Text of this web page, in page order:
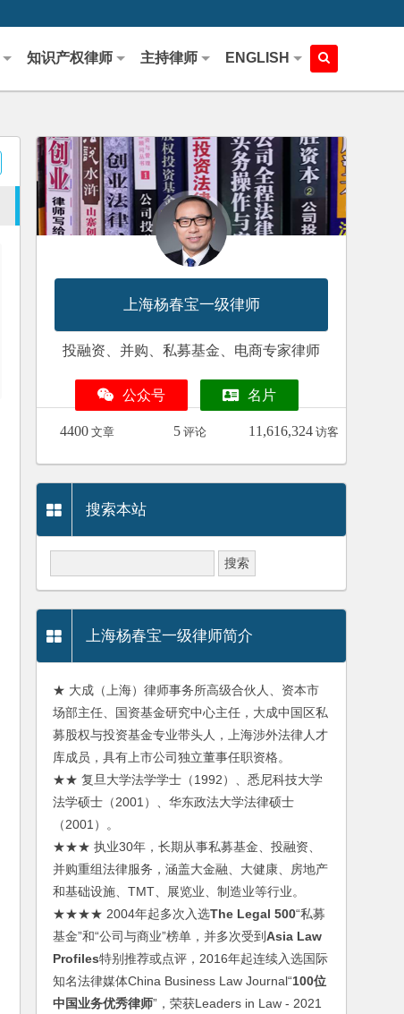
知识产权律师 主持律师 ENGLISH
上海杨春宝一级律师
投融资、并购、私募基金、电商专家律师
公众号 名片
4400 文章 5 评论 11,616,324 访客
搜索本站
上海杨春宝一级律师简介
★ 大成（上海）律师事务所高级合伙人、资本市
场部主任、国资基金研究中心主任，大成中国区私
募股权与投资基金专业带头人，上海涉外法律人才
库成员，具有上市公司独立董事任职资格。
★★ 复旦大学法学学士（1992）、悉尼科技大学
法学硕士（2001）、华东政法大学法律硕士
（2001）。
★★★ 执业30年，长期从事私募基金、投融资、
并购重组法律服务，涵盖大金融、大健康、房地产
和基础设施、TMT、展览业、制造业等行业。
★★★★ 2004年起多次入选The Legal 500“私募
基金”和“公司与商业”榜单，并多次受到Asia Law
Profiles特别推荐或点评，2016年起连续入选国际
知名法律媒体China Business Law Journal“100位
中国业务优秀律师”，荣获Leaders in Law - 2021